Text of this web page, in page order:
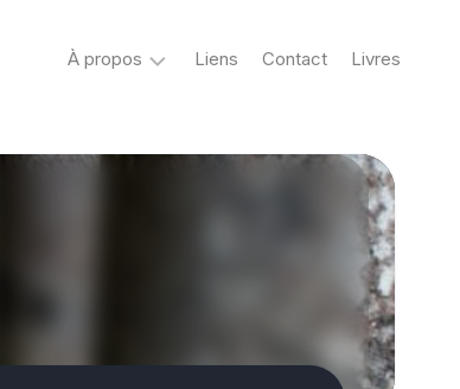
À propos
&
Spiritisme
Liens Contact Livres